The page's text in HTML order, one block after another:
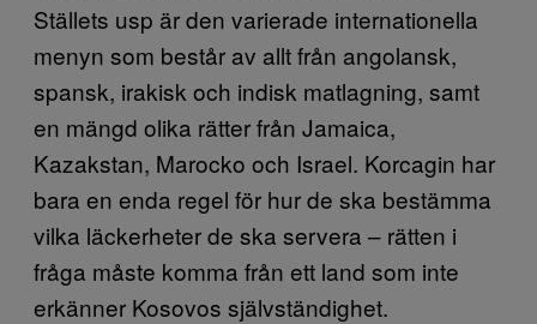
Ställets usp är den varierade internationella
menyn som består av allt från angolansk,
spansk, irakisk och indisk matlagning, samt
en mängd olika rätter från Jamaica,
Kazakstan, Marocko och Israel. Korcagin har
bara en enda regel för hur de ska bestämma
vilka läckerheter de ska servera – rätten i
fråga måste komma från ett land som inte
erkänner Kosovos självständighet.